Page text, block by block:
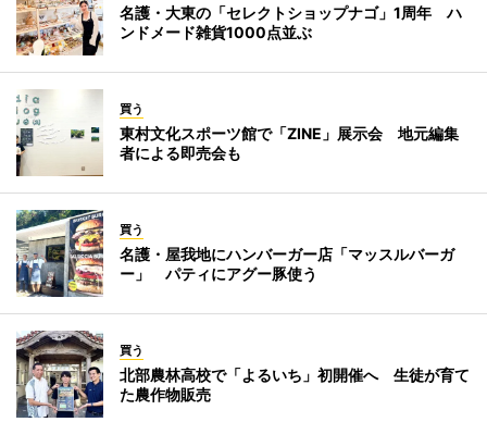
名護・大東の「セレクトショップナゴ」1周年 ハ
ンドメード雑貨1000点並ぶ
買う
東村文化スポーツ館で「ZINE」展示会 地元編集
者による即売会も
買う
名護・屋我地にハンバーガー店「マッスルバーガ
ー」 パティにアグー豚使う
買う
北部農林高校で「よるいち」初開催へ 生徒が育て
た農作物販売